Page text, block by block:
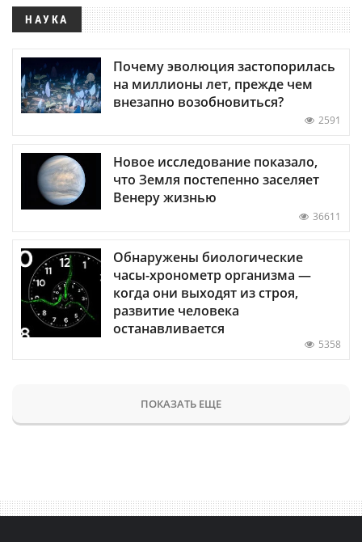
НАУКА
Почему эволюция застопорилась
на миллионы лет, прежде чем
внезапно возобновиться?
2591
Новое исследование показало,
что Земля постепенно заселяет
Венеру жизнью
36611
Обнаружены биологические
часы-хронометр организма —
когда они выходят из строя,
развитие человека
останавливается
5358
ПОКАЗАТЬ ЕЩЕ